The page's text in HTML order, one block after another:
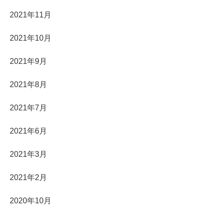
2021年11月
2021年10月
2021年9月
2021年8月
2021年7月
2021年6月
2021年3月
2021年2月
2020年10月